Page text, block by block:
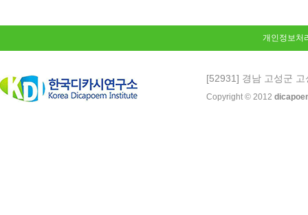
개인정보처
[52931] 경남 고성군
Copyright © 2012